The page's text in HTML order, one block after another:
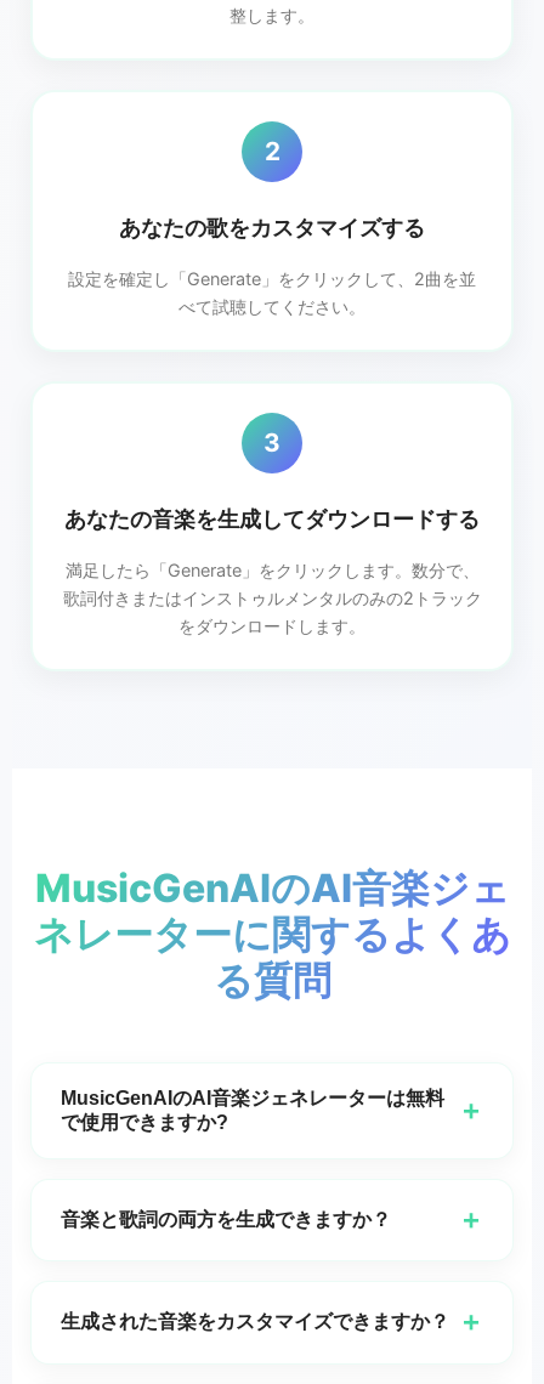
整します。
2
あなたの歌をカスタマイズする
設定を確定し「Generate」をクリックして、2曲を並
べて試聴してください。
3
あなたの音楽を生成してダウンロードする
満足したら「Generate」をクリックします。数分で、
歌詞付きまたはインストゥルメンタルのみの2トラック
をダウンロードします。
MusicGenAIのAI音楽ジェ
ネレーターに関するよくあ
る質問
MusicGenAIのAI音楽ジェネレーターは無料
で使用できますか?
+
に無料で,使用を開始するためにアカウントを作成する
必要はありません。
音楽と歌詞の両方を生成できますか？ +
生成することも,インストゥルメンタルトラックだけを
作成することもできます。
生成された音楽をカスタマイズできますか？ +